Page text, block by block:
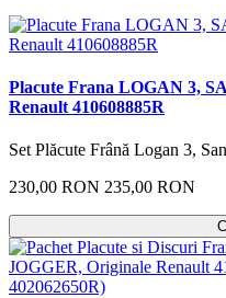
Placute Frana LOGAN 3,
Renault 410608885R
Set Plăcute Frână Logan 3,
230,00 RON 235,00 RON